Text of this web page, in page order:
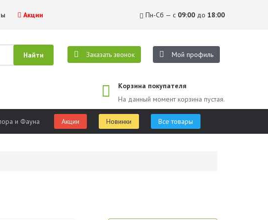
Акции Пн-Сб — с 09:00 до 18:00
Заказать звонок Мой профиль
Корзина покупателя
На данный момент корзина пустая.
и Фауна Акции Новинки Все товары